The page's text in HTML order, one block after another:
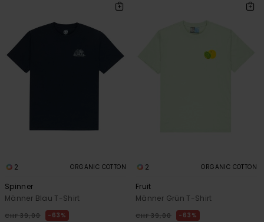
2 ORGANIC COTTON
Spinner
Männer Blau T-Shirt
CHF 39,00 63%
2 ORGANIC COTTON
Fruit
Männer Grün T-Shirt
CHF 39,00 63%